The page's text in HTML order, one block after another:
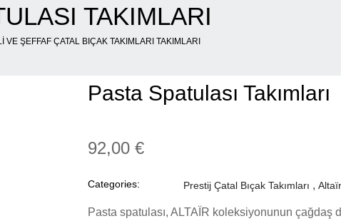
TAKIMLARI
ŞEFFAF ÇATAL BIÇAK TAKIMLARI TAKIMLARI
Pasta Spatulası Takımları
92,00 €
Categories: Prestij Çatal Bıçak Takımları
Pasta spatulası, ALTAÏR koleksiyonunun çağdaş